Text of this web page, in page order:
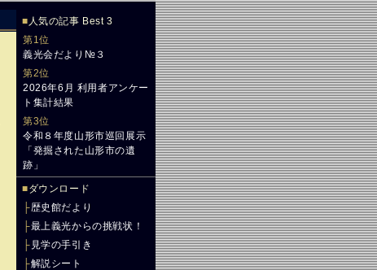
■ 人気の記事 Best 3
第1位
義光会だより№３
第2位
2026年6月 利用者アンケー
ト集計結果
第3位
令和８年度山形市巡回展示
「発掘された山形市の遺
跡」
■ダウンロード
├歴史館だより
├最上義光からの挑戦状！
├ 見学の手引き
├解説シート